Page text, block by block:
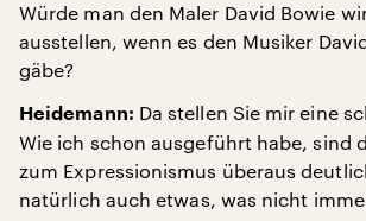
Würde man den Maler David Bowie
ausstellen, wenn es den Musiker
gäbe?
Heidemann: Da stellen Sie mir eine
Wie ich schon ausgeführt habe, sind
zum Expressionismus überaus
natürlich auch etwas, was nicht